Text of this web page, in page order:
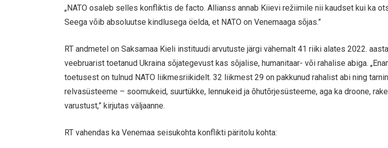
„NATO osaleb selles konfliktis de facto. Allianss annab Kiievi režiimile nii kaudset kui ka
Seega võib absoluutse kindlusega öelda, et NATO on Venemaaga sõjas.”
RT andmetel on Saksamaa Kieli instituudi arvutuste järgi vähemalt 41 riiki alates 2022. aasta
veebruarist toetanud Ukraina sõjategevust kas sõjalise, humanitaar- või rahalise abiga.
toetusest on tulnud NATO liikmesriikidelt. 32 liikmest 29 on pakkunud rahalist abi ning
relvasüsteeme – soomukeid, suurtükke, lennukeid ja õhutõrjesüsteeme, aga ka droone,
varustust,” kirjutas väljaanne.
RT vahendas ka Venemaa seisukohta konflikti päritolu kohta: